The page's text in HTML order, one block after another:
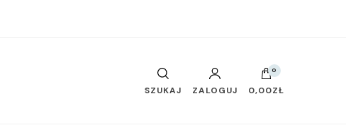
SZUKAJ ZALOGUJ
0
0,00ZŁ